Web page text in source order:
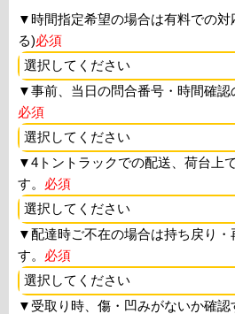
▼時間指定希望の場合は有料での対
る)必須
▼事前、当日の問合番号・時間確認
必須
▼4トントラックでの配送、荷台上
す。 必須
▼配達時ご不在の場合は持ち戻り・
す。 必須
▼ 受取り時、傷・凹みがないか確認